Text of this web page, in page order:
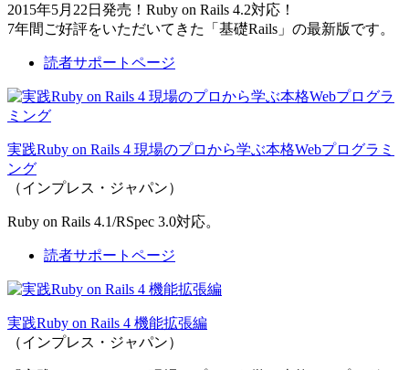
2015年5月22日発売！Ruby on Rails 4.2対応！
7年間ご好評をいただいてきた「基礎Rails」の最新版です。
読者サポートページ
実践Ruby on Rails 4 現場のプロから学ぶ本格Webプログラミ
ング
（インプレス・ジャパン）
Ruby on Rails 4.1/RSpec 3.0対応。
読者サポートページ
実践Ruby on Rails 4 機能拡張編
（インプレス・ジャパン）